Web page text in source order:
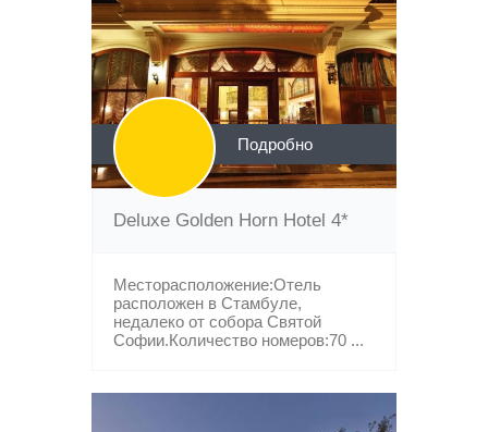
Подробно
Deluxe Golden Horn Hotel 4*
Месторасположение:Отель
расположен в Стамбуле,
недалеко от собора Святой
Софии.Количество номеров:70 ...